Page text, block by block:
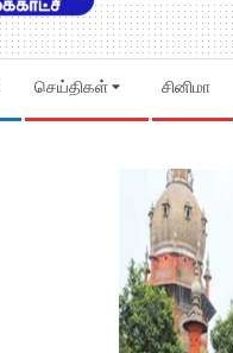
செய்திகள் சினிமா